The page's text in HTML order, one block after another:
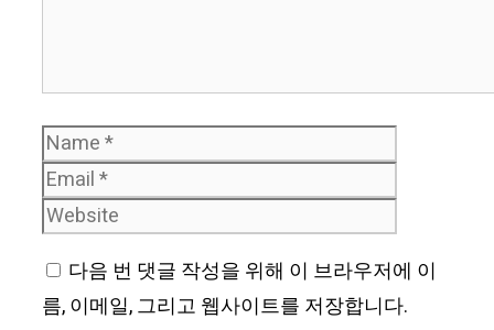
Name
다음 번 댓글 작성을 위해 이 브라우저에 이
름, 이메일, 그리고 웹사이트를 저장합니다.